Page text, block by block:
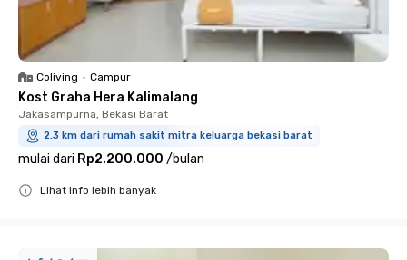
Coliving • Campur
Kost Graha Hera Kalimalang
Jakasampurna, Bekasi Barat
2.3 km dari rumah sakit mitra keluarga bekasi barat
mulai dari Rp2.200.000 /bulan
Lihat info lebih banyak